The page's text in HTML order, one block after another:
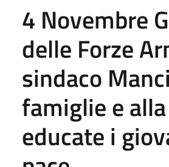
4 Novembre
delle Forze
sindaco
famiglie e
educate i